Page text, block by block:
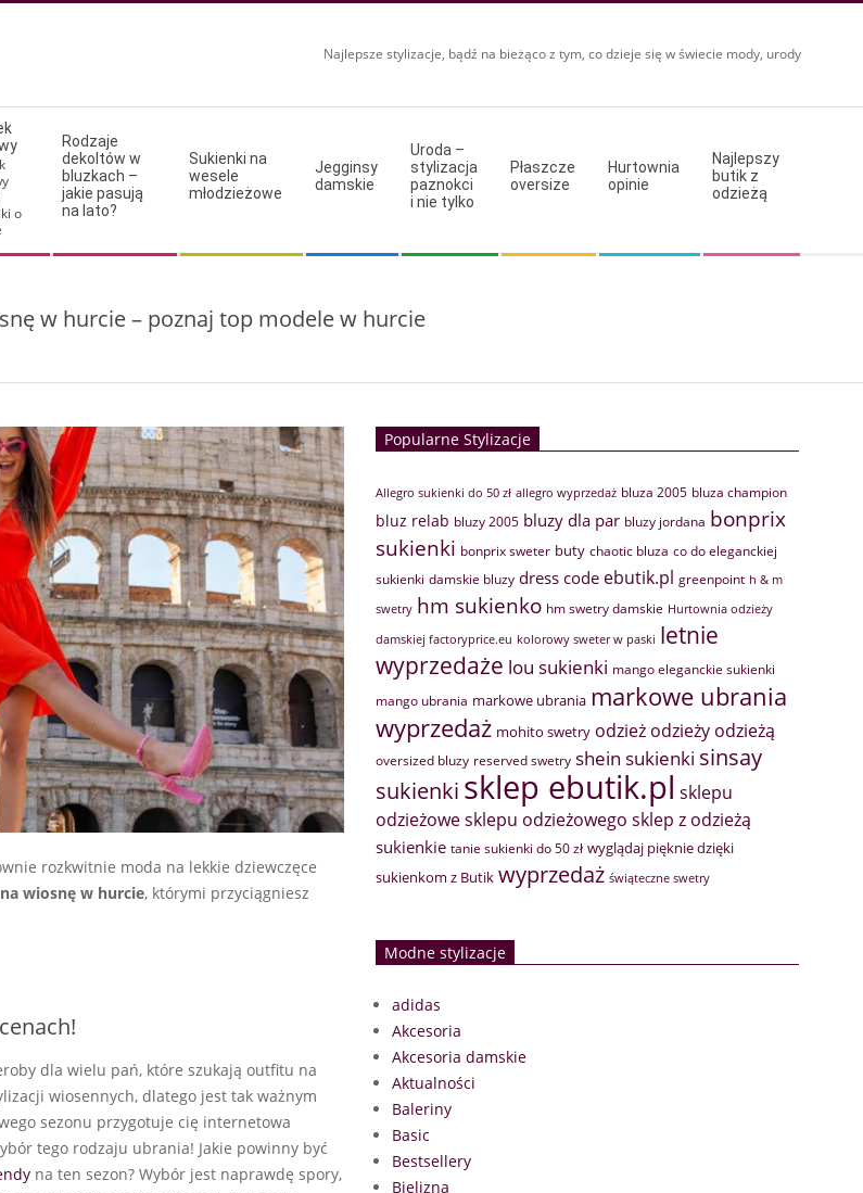
Najlepsze stylizacje, bądź na bieżąco z tym, co dzieje się w świecie mody, urody
o
Rodzaje
dekoltów w
bluzkach –
jakie pasują
na lato?
Sukienki na
wesele
młodzieżowe
Jegginsy
damskie
Uroda –
stylizacja
paznokci
i nie tylko
Płaszcze
oversize
Hurtownia
opinie
Najlepszy
butik z
odzieżą
w hurcie – poznaj top modele w hurcie
rozkwitnie moda na lekkie dziewczęce
wiosnę w hurcie, którymi przyciągniesz
dla wielu pań, które szukają outfitu na
wiosennych, dlatego jest tak ważnym
sezonu przygotuje cię internetowa
tego rodzaju ubrania! Jakie powinny być
na ten sezon? Wybór jest naprawdę spory,
Popularne Stylizacje
Allegro sukienki do 50 zł allegro wyprzedaż bluza 2005 bluza champion
bluz relab bluzy 2005 bluzy dla par bluzy jordana bonprix
sukienki bonprix sweter buty chaotic bluza co do eleganckiej
sukienki damskie bluzy dress code ebutik.pl greenpoint h & m
swetry hm sukienko hm swetry damskie Hurtownia odzieży
damskiej factoryprice.eu kolorowy sweter w paski letnie
wyprzedaże lou sukienki mango eleganckie sukienki
mango ubrania markowe ubrania markowe ubrania
wyprzedaż mohito swetry odzież odzieży odzieżą
oversized bluzy reserved swetry shein sukienki sinsay
sukienki sklep ebutik.pl sklepu
odzieżowesklepu odzieżowego sklep z odzieżą
sukienkie tanie sukienki do 50 zł wyglądaj pięknie dzięki
sukienkom z Butik wyprzedaż świąteczne swetry
Modne stylizacje
adidas
Akcesoria
Akcesoria damskie
Aktualności
Baleriny
Basic
Bestsellery
Bielizna